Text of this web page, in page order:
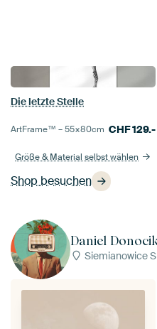
Shop besuchen
Die letzte Stelle
ArtFrame™ –55×80cm CHF129.-
Größe & Material selbst wählen
Daniel
Siemianowice